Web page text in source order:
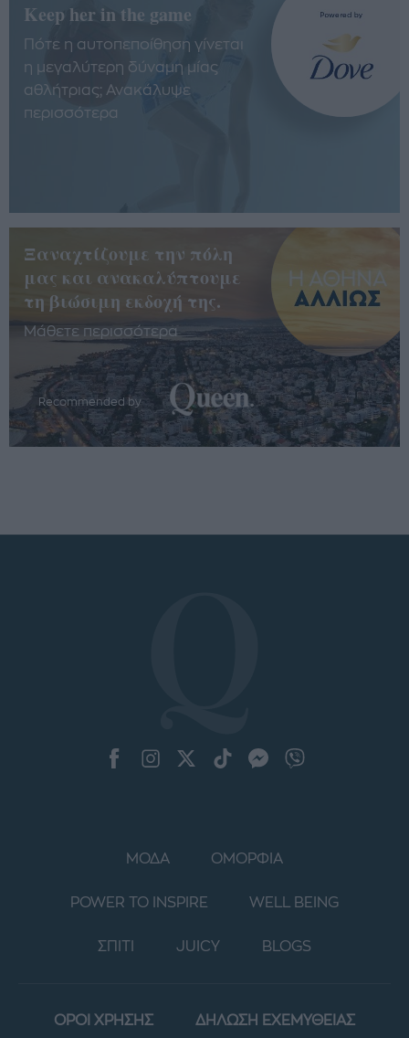
Keep her in the game
Πότε η αυτοπεποίθηση γίνεται
η μεγαλύτερη δύναμη μίας
αθλήτριας; Ανακάλυψε
περισσότερα
Ξαναχτίζουμε την πόλη
μας και ανακαλύπτουμε
τη βιώσιμη εκδοχή της.
Μάθετε περισσότερα
Recommended by
ΜΟΔΑ ΟΜΟΡΦΙΑ
POWER TO INSPIRE WELL BEING
ΣΠΙΤΙ JUICY BLOGS
ΟΡΟΙ ΧΡΗΣΗΣ ΔΗΛΩΣΗ ΕΧΕΜΥΘΕΙΑΣ